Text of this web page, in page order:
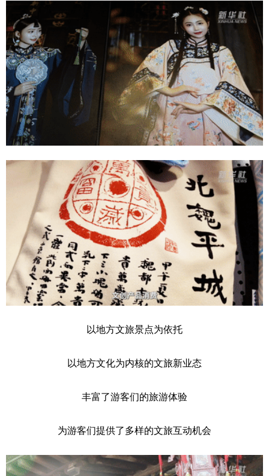
以地方文旅景点为依托
以地方文化为内核的文旅新业态
丰富了游客们的旅游体验
为游客们提供了多样的文旅互动机会